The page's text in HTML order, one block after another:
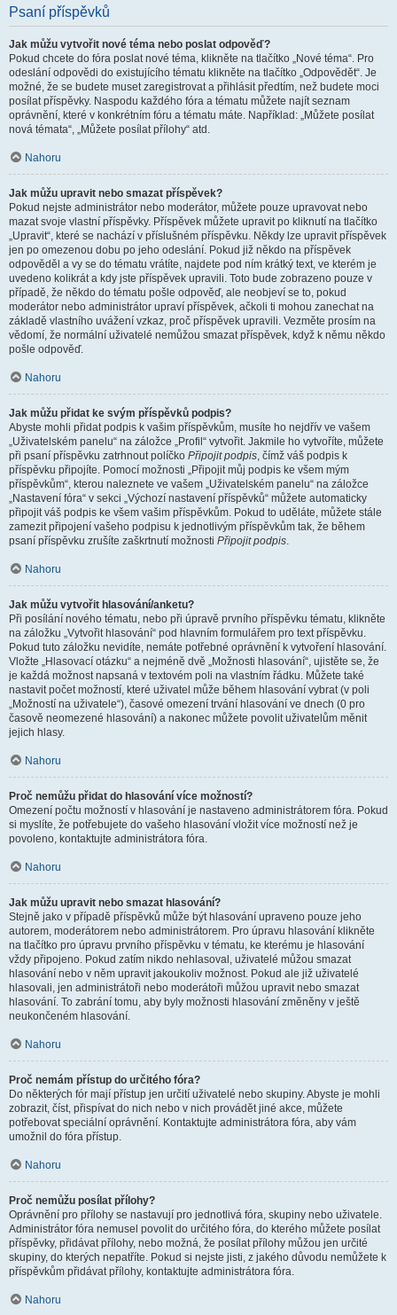
Psaní příspěvků
Jak můžu vytvořit nové téma nebo poslat odpověď?
Pokud chcete do fóra poslat nové téma, klikněte na tlačítko „Nové téma“. Pro
odeslání odpovědi do existujícího tématu klikněte na tlačítko „Odpovědět“. Je
možné, že se budete muset zaregistrovat a přihlásit předtím, než budete moci
posílat příspěvky. Naspodu každého fóra a tématu můžete najít seznam
oprávnění, které v konkrétním fóru a tématu máte. Například: „Můžete posílat
nová témata“, „Můžete posílat přílohy“ atd.
Nahoru
Jak můžu upravit nebo smazat příspěvek?
Pokud nejste administrátor nebo moderátor, můžete pouze upravovat nebo
mazat svoje vlastní příspěvky. Příspěvek můžete upravit po kliknutí na tlačítko
„Upravit“, které se nachází v příslušném příspěvku. Někdy lze upravit příspěvek
jen po omezenou dobu po jeho odeslání. Pokud již někdo na příspěvek
odpověděl a vy se do tématu vrátíte, najdete pod ním krátký text, ve kterém je
uvedeno kolikrát a kdy jste příspěvek upravili. Toto bude zobrazeno pouze v
případě, že někdo do tématu pošle odpověď, ale neobjeví se to, pokud
moderátor nebo administrátor upraví příspěvek, ačkoli ti mohou zanechat na
základě vlastního uvážení vzkaz, proč příspěvek upravili. Vezměte prosím na
vědomí, že normální uživatelé nemůžou smazat příspěvek, když k němu někdo
pošle odpověď.
Nahoru
Jak můžu přidat ke svým příspěvků podpis?
Abyste mohli přidat podpis k vašim příspěvkům, musíte ho nejdřív ve vašem
„Uživatelském panelu“ na záložce „Profil“ vytvořit. Jakmile ho vytvoříte, můžete
při psaní příspěvku zatrhnout políčko Připojit podpis, čímž váš podpis k
příspěvku připojíte. Pomocí možnosti „Připojit můj podpis ke všem mým
příspěvkům“, kterou naleznete ve vašem „Uživatelském panelu“ na záložce
„Nastavení fóra“ v sekci „Výchozí nastavení příspěvků“ můžete automaticky
připojit váš podpis ke všem vašim příspěvkům. Pokud to uděláte, můžete stále
zamezit připojení vašeho podpisu k jednotlivým příspěvkům tak, že během
psaní příspěvku zrušíte zaškrtnutí možnosti Připojit podpis.
Nahoru
Jak můžu vytvořit hlasování/anketu?
Při posílání nového tématu, nebo při úpravě prvního příspěvku tématu, klikněte
na záložku „Vytvořit hlasování“ pod hlavním formulářem pro text příspěvku.
Pokud tuto záložku nevidíte, nemáte potřebné oprávnění k vytvoření hlasování.
Vložte „Hlasovací otázku“ a nejméně dvě „Možnosti hlasování“, ujistěte se, že
je každá možnost napsaná v textovém poli na vlastním řádku. Můžete také
nastavit počet možností, které uživatel může během hlasování vybrat (v poli
„Možností na uživatele“), časové omezení trvání hlasování ve dnech (0 pro
časově neomezené hlasování) a nakonec můžete povolit uživatelům měnit
jejich hlasy.
Nahoru
Proč nemůžu přidat do hlasování více možností?
Omezení počtu možností v hlasování je nastaveno administrátorem fóra. Pokud
si myslíte, že potřebujete do vašeho hlasování vložit více možností než je
povoleno, kontaktujte administrátora fóra.
Nahoru
Jak můžu upravit nebo smazat hlasování?
Stejně jako v případě příspěvků může být hlasování upraveno pouze jeho
autorem, moderátorem nebo administrátorem. Pro úpravu hlasování klikněte
na tlačítko pro úpravu prvního příspěvku v tématu, ke kterému je hlasování
vždy připojeno. Pokud zatím nikdo nehlasoval, uživatelé můžou smazat
hlasování nebo v něm upravit jakoukoliv možnost. Pokud ale již uživatelé
hlasovali, jen administrátoři nebo moderátoři můžou upravit nebo smazat
hlasování. To zabrání tomu, aby byly možnosti hlasování změněny v ještě
neukončeném hlasování.
Nahoru
Proč nemám přístup do určitého fóra?
Do některých fór mají přístup jen určití uživatelé nebo skupiny. Abyste je mohli
zobrazit, číst, přispívat do nich nebo v nich provádět jiné akce, můžete
potřebovat speciální oprávnění. Kontaktujte administrátora fóra, aby vám
umožnil do fóra přístup.
Nahoru
Proč nemůžu posílat přílohy?
Oprávnění pro přílohy se nastavují pro jednotlivá fóra, skupiny nebo uživatele.
Administrátor fóra nemusel povolit do určitého fóra, do kterého můžete posílat
příspěvky, přidávat přílohy, nebo možná, že posílat přílohy můžou jen určité
skupiny, do kterých nepatříte. Pokud si nejste jisti, z jakého důvodu nemůžete k
příspěvkům přidávat přílohy, kontaktujte administrátora fóra.
Nahoru